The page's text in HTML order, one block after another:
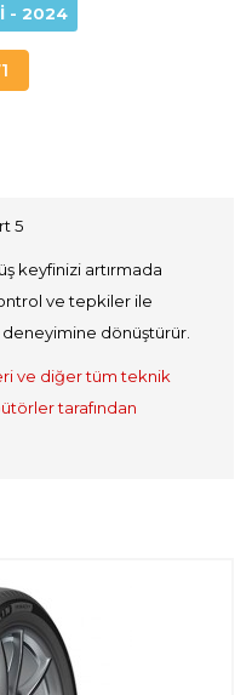
- 2024
5
keyfinizi artırmada
ve tepkiler ile
dönüştürür.
ve diğer tüm teknik
tarafından